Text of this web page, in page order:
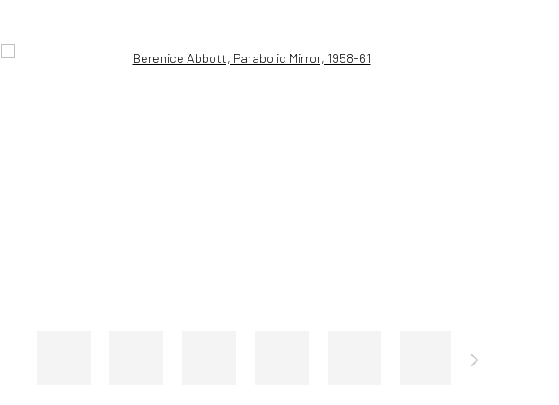
Open a larger version of the following image in a popup: